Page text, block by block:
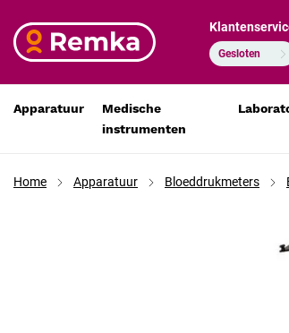
Gesloten
Apparatuur
Medische
instrumenten
Home Apparatuur Bloeddrukmeters
Microlife verrijdbaar statief voor
€ 286,71
€ 236,95